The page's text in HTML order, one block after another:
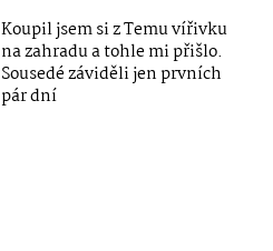
Koupil jsem si z Temu vířivku
na zahradu a tohle mi přišlo.
Sousedé záviděli jen prvních
pár dní